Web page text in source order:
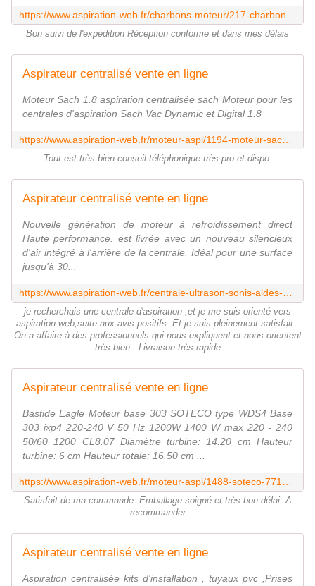
Bon suivi de l'expédition Réception conforme et dans mes délais
Aspirateur centralisé vente en ligne
Moteur Sach 1.8 aspiration centralisée sach Moteur pour les
centrales d'aspiration Sach Vac Dynamic et Digital 1.8
Tout est très bien.conseil téléphonique très pro et dispo.
Aspirateur centralisé vente en ligne
Nouvelle génération de moteur à refroidissement direct
Haute performance. est livrée avec un nouveau silencieux
d'air intégré à l'arrière de la centrale. Idéal pour une surface
jusqu'à 30...
je recherchais une centrale d'aspiration ,et je me suis orienté vers
aspiration-web,suite aux avis positifs. Et je suis pleinement satisfait .
On a affaire à des professionnels qui nous expliquent et nous orientent
très bien . Livraison très rapide
Aspirateur centralisé vente en ligne
Bastide Eagle Moteur base 303 SOTECO type WDS4 Base
303 ixp4 220-240 V 50 Hz 1200W 1400 W max 220 - 240
50/60 1200 CL8.07 Diamètre turbine: 14.20 cm Hauteur
turbine: 6 cm Hauteur totale: 16.50 cm ...
Satisfait de ma commande. Emballage soigné et très bon délai. A
recommander
Aspirateur centralisé vente en ligne
Aspiration centralisée kits d'installation , tuyaux pvc ,Prises